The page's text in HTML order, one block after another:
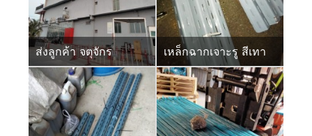
ส่งลูกค้า จตุจักร เหล็กฉากเจาะรู สีเทา